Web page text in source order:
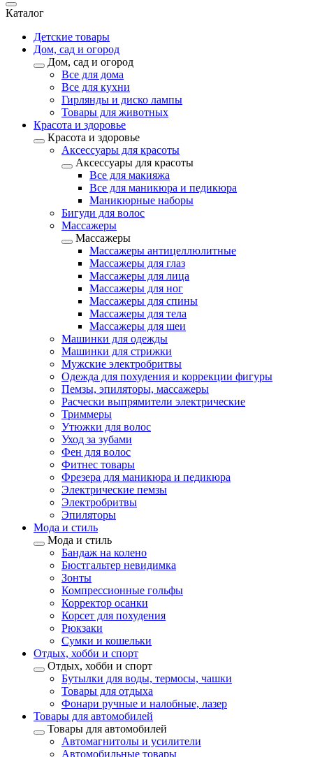
Каталог
Детские товары
Дом, сад и огород
Дом, сад и огород
Все для дома
Все для кухни
Гирлянды и диско лампы
Товары для животных
Красота и здоровье
Красота и здоровье
Аксессуары для красоты
Аксессуары для красоты
Все для макияжа
Все для маникюра и педикюра
Маникюрные наборы
Бигуди для волос
Массажеры
Массажеры
Массажеры антицеллюлитные
Массажеры для глаз
Массажеры для лица
Массажеры для ног
Массажеры для спины
Массажеры для тела
Массажеры для шеи
Машинки для одежды
Машинки для стрижки
Мужские электробритвы
Одежда для похудения и коррекции фигуры
Пемзы, эпиляторы, массажеры
Расчески выпрямители электрические
Триммеры
Утюжки для волос
Уход за зубами
Фен для волос
Фитнес товары
Фрезера для маникюра и педикюра
Электрические пемзы
Электробритвы
Эпиляторы
Мода и стиль
Мода и стиль
Бандаж на колено
Бюстгальтер невидимка
Зонты
Компрессионные гольфы
Корректор осанки
Корсет для похудения
Рюкзаки
Сумки и кошельки
Отдых, хобби и спорт
Отдых, хобби и спорт
Бутылки для воды, термосы, чашки
Товары для отдыха
Фонари ручные и налобные, лазер
Товары для автомобилей
Товары для автомобилей
Автомагнитолы и усилители
Автомобильные товары